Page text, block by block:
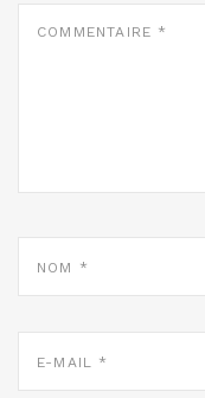
COMMENTAIRE
NOM
E-
MAIL